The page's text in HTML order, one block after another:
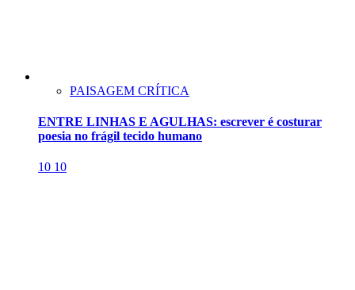
PAISAGEM CRÍTICA
ENTRE LINHAS E AGULHAS: escrever é costurar
poesia no frágil tecido humano
10 10